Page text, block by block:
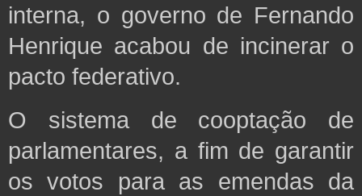
interna, o governo de Fernando
Henrique acabou de incinerar o
pacto federativo.
O sistema de cooptação de
parlamentares, a fim de garantir
os votos para as emendas da